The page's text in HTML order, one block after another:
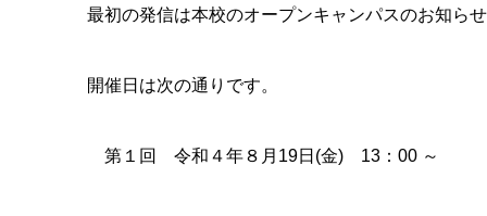
最初の発信は本校のオープンキャンパスのお知ら
開催日は次の通りです。
第１回 令和４年８月 19日 (金) 13 ： 00 ～